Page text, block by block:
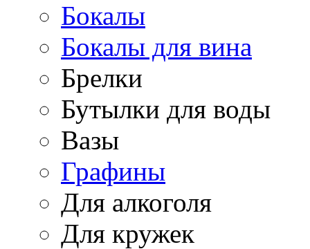
Бокалы
Бокалы для вина
Брелки
Бутылки для воды
Вазы
Графины
Для алкоголя
Для кружек